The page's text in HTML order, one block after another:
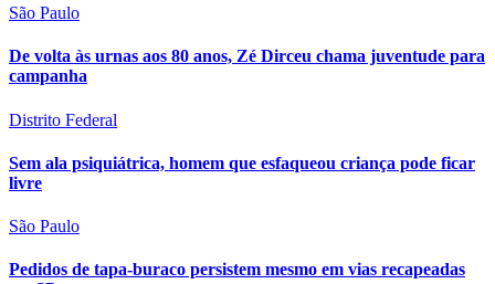
São Paulo
De volta às urnas aos 80 anos, Zé Dirceu chama juventude para
campanha
Distrito Federal
Sem ala psiquiátrica, homem que esfaqueou criança pode ficar
livre
São Paulo
Pedidos de tapa-buraco persistem mesmo em vias recapeadas